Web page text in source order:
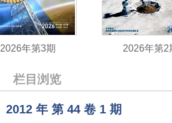
2026年第3期 2026年第2
栏目浏览
2012 年 第 44 卷 1 期